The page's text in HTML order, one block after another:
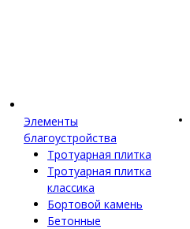
Элементы
благоустройства
Тротуарная плитка
Тротуарная плитка
классика
Бортовой камень
Бетонные